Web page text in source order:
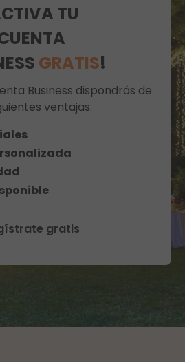
TU
GRATIS!
Business dispondrás de
ventajas:
gratis